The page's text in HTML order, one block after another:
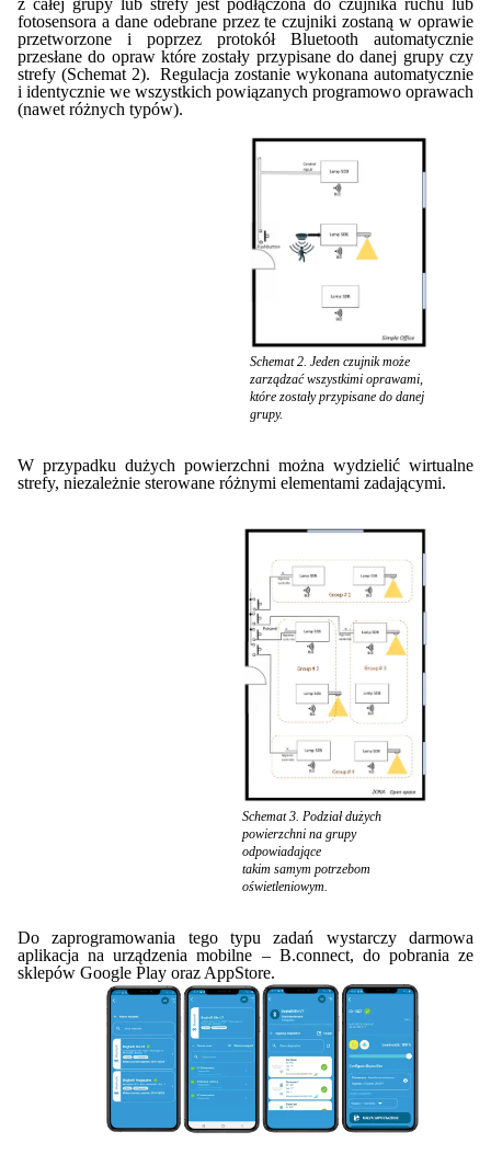
z całej grupy lub strefy jest podłączona do czujnika ruchu lub
fotosensora a dane odebrane przez te czujniki zostaną w oprawie
przetworzone i poprzez protokół Bluetooth automatycznie
przesłane do opraw które zostały przypisane do danej grupy czy
strefy (Schemat 2).
Regulacja zostanie wykonana automatycznie
i identycznie we wszystkich powiązanych programowo oprawach
(nawet różnych typów).
Schemat 2. Jeden czujnik może
zarządzać wszystkimi oprawami,
które zostały przypisane do danej
grupy.
W przypadku dużych powierzchni można wydzielić wirtualne
strefy, niezależnie sterowane różnymi elementami zadającymi.
Schemat 3. Podział dużych
powierzchni na grupy
odpowiadające
takim samym potrzebom
oświetleniowym.
Do zaprogramowania tego typu zadań wystarczy darmowa
aplikacja na urządzenia mobilne – B.connect, do pobrania ze
sklepów Google Play oraz AppStore.